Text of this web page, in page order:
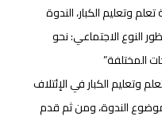
وتعليم الكبار، الندوة
النوع الاجتماعي: نحو
المختلفة”
وتعليم الكبار في الإئتلاف
الندوة، ومن ثم قدم